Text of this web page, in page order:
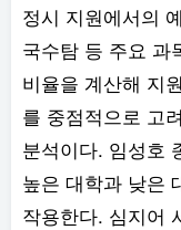
정시 지원에서의
국수탐 등 주요 과
비율을 계산해 지
를 중점적으로 고
분석이다. 임성호
높은 대학과 낮은
작용한다. 심지어